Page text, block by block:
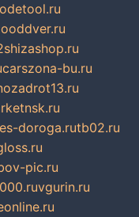
carszona-bu.ru
doroga.rutb02.ru
pic.ru
vgurin.ru